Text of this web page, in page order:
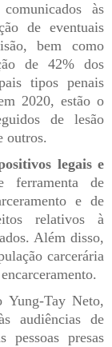
às
de eventuais
bem como
de 42% dos
tipos penais
2020, estão o
de lesão
outros.
legais e
ferramenta de
e de
relativos à
Além disso,
carcerária
Yung-Tay Neto,
audiências de
presas